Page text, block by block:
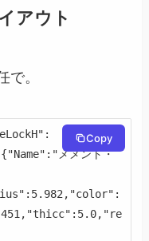
アウト
で。
メメント・
Copy